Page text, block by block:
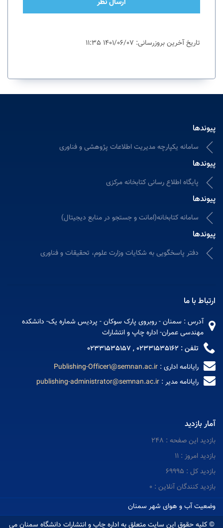
تاریخ آخرین بروزرسانی: 1401/06/07 11:35
پیوندها
سامانه یکپارچه مدیریت اطلاعات پژوهشی و فناوری
پیوندها
پایگاه اطلاع رسانی کتابخانه مرکزی
پیوندها
سامانه کتابخانه(امانت و جستجو در منابع دیجیتال)
پیوندها
دفتر پاسخگویی به شکایات وزارت علوم، تحقیقات و فناوری
ارتباط با ما
آدرس : سمنان - روبروی پارک سوکان - پردیس شماره یک- دانشکده
مهندسی عمران- اداره چاپ و انتشارات
تلفن : 02331535162 , 02331535157
رایانامه اداری : Publishing-Officer1@semnan.ac.ir
رایانامه مدیر : publishing-administrator@semnan.ac.ir
آمار بازدید
بازدید این صفحه : 248
بازدید امروز : 11
بازدید کل : 69995
بازدید کنندگان آنلاین : 0
وضعیت آب و هوای شهر سمنان
© کلیه حقوق این سایت متعلق به اداره چاپ و انتشارات دانشگاه سمنان می